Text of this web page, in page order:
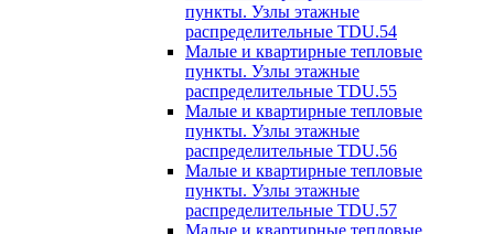
пункты. Узлы этажные
распределительные TDU.54
Малые и квартирные тепловые
пункты. Узлы этажные
распределительные TDU.55
Малые и квартирные тепловые
пункты. Узлы этажные
распределительные TDU.56
Малые и квартирные тепловые
пункты. Узлы этажные
распределительные TDU.57
Малые и квартирные тепловые